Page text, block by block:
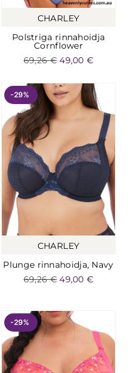
CHARLEY
Polstriga rinnahoidja
Cornflower
69,26€ 49,00€
-29%
CHARLEY
Plunge rinnahoidja, Navy
69,26€ 49,00€
-29%